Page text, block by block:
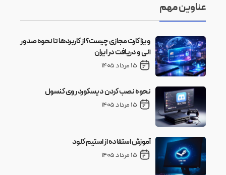
عناوین مهم
ویزا کارت مجازی چیست؟ از کاربردها تا نحوه صدور
آنی و دریافت در ایران
15 مرداد 1405
نحوه نصب کردن دیسکورد روی کنسول
15 مرداد 1405
آموزش استفاده از استیم کلود
15 مرداد 1405